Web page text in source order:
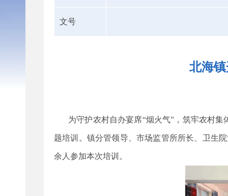
文号
北海
为守护农村自办宴席“烟火气”，筑牢农村
题培训。镇分管领导、市场监管所所长、卫生
余人参加本次培训。